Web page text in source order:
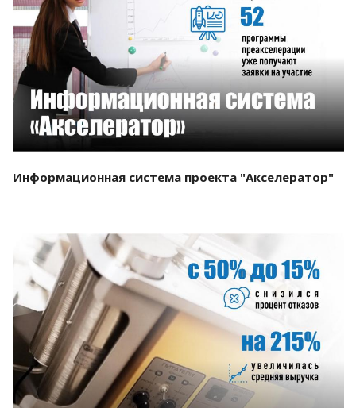
Смотреть проект
Информационная система проекта "Акселератор"
Смотреть проект